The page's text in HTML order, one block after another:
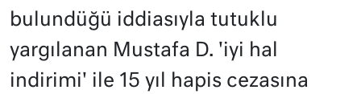
bulundüğü iddiasıyla tutuklu
yargılanan Mustafa D. 'iyi hal
indirimi' ile 15 yıl hapis cezasına